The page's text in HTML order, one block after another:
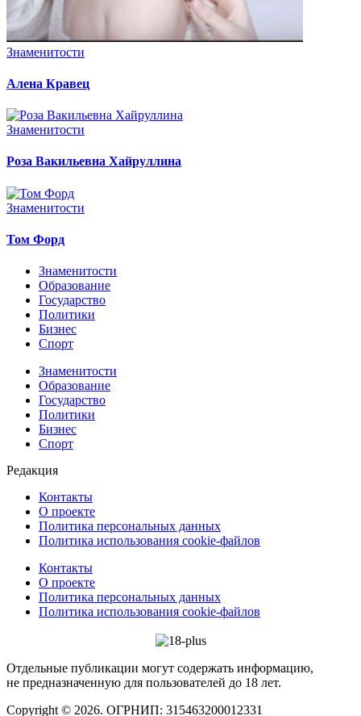
Знаменитости
Алена Кравец
Знаменитости
Роза Вакильевна Хайруллина
Знаменитости
Том Форд
Знаменитости
Образование
Государство
Политики
Бизнес
Спорт
Знаменитости
Образование
Государство
Политики
Бизнес
Спорт
Редакция
Контакты
О проекте
Политика персональных данных
Политика использования cookie-файлов
Контакты
О проекте
Политика персональных данных
Политика использования cookie-файлов
Отдельные публикации могут содержать информацию,
не предназначенную для пользователей до 18 лет.
Copyright © 2026. ОГРНИП: 315463200012331